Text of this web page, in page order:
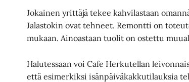
Jokainen yrittäjä tekee kahvilastaan
Jalastokin ovat tehneet. Remontti on
mukaan. Ainoastaan tuolit on ostettu
Halutessaan voi Cafe Herkutellan
että esimerkiksi isänpäiväkakkutilauksia